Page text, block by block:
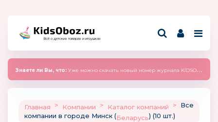
Всё о детских товарах и игрушках
Знаете ли Вы, что: Уже можно скачать новый номер журнала KIDSOBOZ 2025 (сентябрь)
Главная > Компании > Каталог компаний >
Все
компании в городе Минск (Беларусь) (10 шт.)